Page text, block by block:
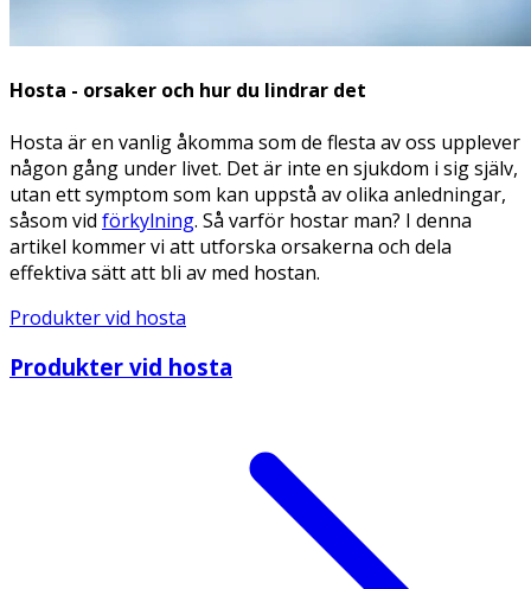
Hosta - orsaker och hur du lindrar det
Hosta är en vanlig åkomma som de flesta av oss upplever
någon gång under livet. Det är inte en sjukdom i sig själv,
utan ett symptom som kan uppstå av olika anledningar,
såsom vid förkylning. Så varför hostar man? I denna
artikel kommer vi att utforska orsakerna och dela
effektiva sätt att bli av med hostan.
Produkter vid hosta
Produkter vid hosta